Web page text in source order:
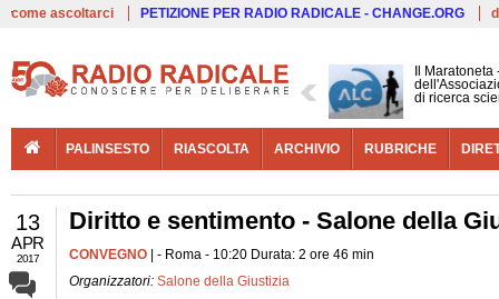
come ascoltarci PETIZIONE PER RADIO RADICALE - CHANGE.ORG
Il
di ricerca
PALINSESTO RIASCOLTA ARCHIVIO RUBRICHE
13
APR
2017
Diritto e sentimento - Salone della
CONVEGNO | - Roma - 10:20 Durata: 2 ore 46 min
Organizzatori: Salone della Giustizia